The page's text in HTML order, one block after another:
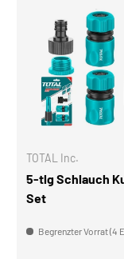
TOTAL Inc.
5-tlg Schlauch
Set
Begrenzter Vorrat (4